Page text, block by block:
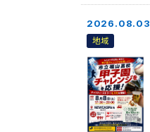
2026.08.03
地域